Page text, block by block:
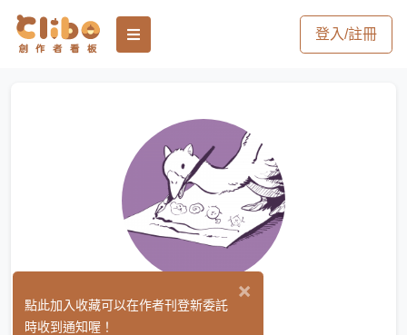
登入/註冊
浤泧 (0)
×
點此加入收藏可以在作者刊登新委託
時收到通知喔！